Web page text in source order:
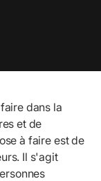
dans la
et de
à faire est de
Il s'agit